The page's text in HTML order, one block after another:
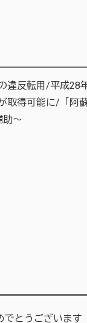
違反転用/平成28
取得可能に/「阿
～
とうございます